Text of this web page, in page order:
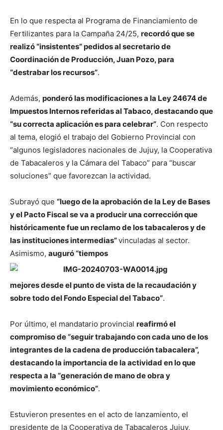
En lo que respecta al Programa de Financiamiento de
Fertilizantes para la Campaña 24/25, recordó que se
realizó “insistentes” pedidos al secretario de
Coordinación de Producción, Juan Pozo, para
“destrabar los recursos”.
Además, ponderó las modificaciones a la Ley 24674 de
Impuestos Internos referidas al Tabaco, destacando que
“su correcta aplicación es para celebrar”. Con respecto
al tema, elogió el trabajo del Gobierno Provincial con
“algunos legisladores nacionales de Jujuy, la Cooperativa
de Tabacaleros y la Cámara del Tabaco” para “buscar
soluciones” que favorezcan la actividad.
Subrayó que “luego de la aprobación de la Ley de Bases
y el Pacto Fiscal se va a producir una corrección que
históricamente fue un reclamo de los tabacaleros y de
las instituciones intermedias”vinculadas al sector.
Asimismo, auguró “tiempos
mejores desde el punto de vista de la recaudación y
sobre todo del Fondo Especial del Tabaco”.
Por último, el mandatario provincial reafirmó el
compromiso de “seguir trabajando con cada uno de los
integrantes de la cadena de producción tabacalera”,
destacando la importancia de la actividad en lo que
respecta a la “generación de mano de obra y
movimiento económico”.
Estuvieron presentes en el acto de lanzamiento, el
presidente de la Cooperativa de Tabacaleros Jujuy,